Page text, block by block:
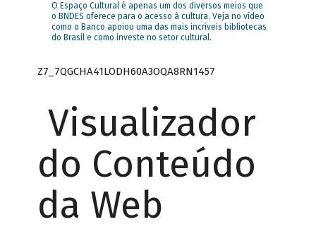
O Espaço Cultural é apenas um dos diversos meios que
o BNDES oferece para o acesso à cultura. Veja no vídeo
como o Banco apoiou uma das mais incríveis bibliotecas
do Brasil e como investe no setor cultural.
Z7_7QGCHA41LODH60A3OQA8RN1457
Visualizador
do Conteúdo
da Web